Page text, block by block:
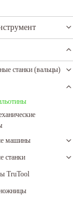
станки (вальцы)
машины
станки
TruTool